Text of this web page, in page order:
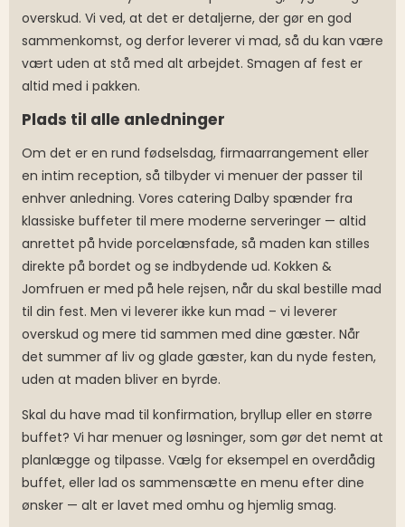
overskud. Vi ved, at det er detaljerne, der gør en god
sammenkomst, og derfor leverer vi mad, så du kan være
vært uden at stå med alt arbejdet. Smagen af fest er
altid med i pakken.
Plads til alle anledninger
Om det er en rund fødselsdag, firmaarrangement eller
en intim reception, så tilbyder vi menuer der passer til
enhver anledning. Vores catering Dalby spænder fra
klassiske buffeter til mere moderne serveringer — altid
anrettet på hvide porcelænsfade, så maden kan stilles
direkte på bordet og se indbydende ud. Kokken &
Jomfruen er med på hele rejsen, når du skal bestille mad
til din fest. Men vi leverer ikke kun mad – vi leverer
overskud og mere tid sammen med dine gæster. Når
det summer af liv og glade gæster, kan du nyde festen,
uden at maden bliver en byrde.
Skal du have mad til konfirmation, bryllup eller en større
buffet? Vi har menuer og løsninger, som gør det nemt at
planlægge og tilpasse. Vælg for eksempel en overdådig
buffet, eller lad os sammensætte en menu efter dine
ønsker — alt er lavet med omhu og hjemlig smag.